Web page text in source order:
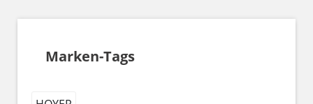
Marken-Tags